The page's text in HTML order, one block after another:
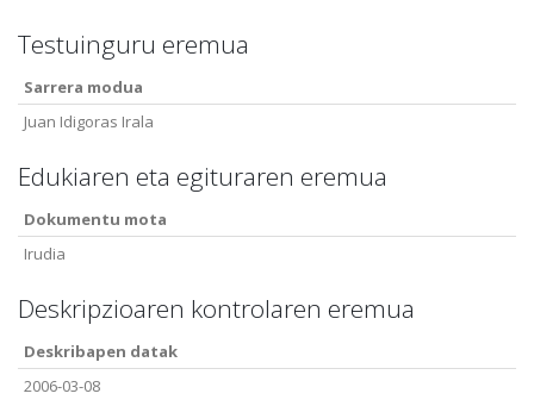
Testuinguru eremua
Sarrera modua
Juan Idigoras Irala
Edukiaren eta egituraren eremua
Dokumentu mota
Irudia
Deskripzioaren kontrolaren eremua
Deskribapen datak
2006-03-08